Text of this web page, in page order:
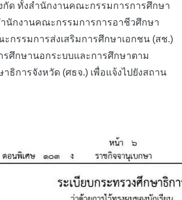
ด ทั้งสำนักงานคณะกรรมการการศึกษา
นักงานคณะกรรมการการอาชีวศึกษา
กรรมการส่งเสริมการศึกษาเอกชน (สช.)
รศึกษานอกระบบและการศึกษาตาม
ธิการจังหวัด (ศธจ.) เพื่อแจ้งไปยังสถาน